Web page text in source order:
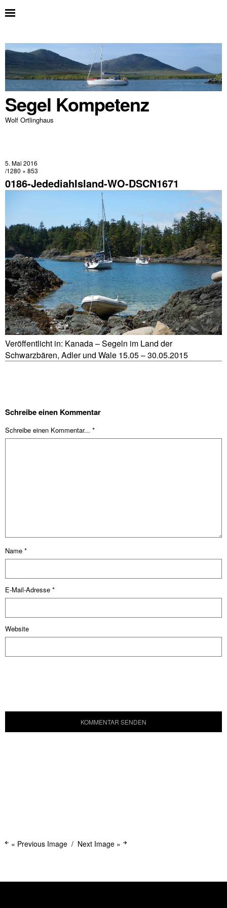
Segel Kompetenz
Wolf Ortlinghaus
5. Mai 2016
1280 × 853
0186-JedediahIsland-WO-DSCN1671
Veröffentlicht in: Kanada – Segeln im Land der
Schwarzbären, Adler und Wale 15.05 – 30.05.2015
Schreibe einen Kommentar
Schreibe einen Kommentar... *
Name *
E-Mail-Adresse *
Website
« Previous Image Next Image »